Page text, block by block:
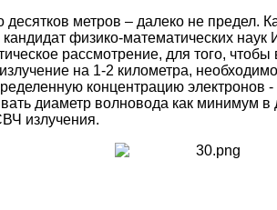
десятков метров – далеко не предел.
физико-математических
рассмотрение, для того,
на 1-2 километра,
концентрацию электронов
диаметр волновода как минимум
излучения.